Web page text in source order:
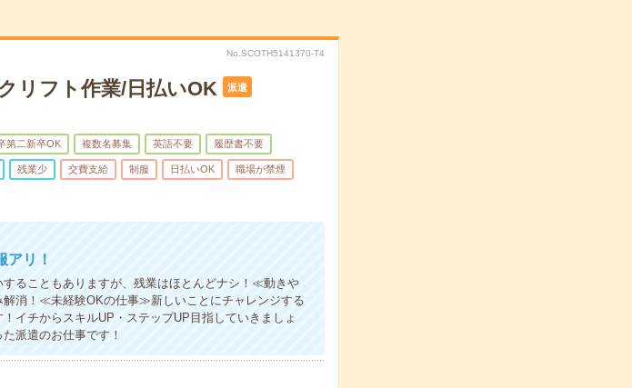
No.SCOTH5141370-T4
リフト作業/日払いOK 派遣
第二新卒OK 複数名募集 英語不要 履歴書不要
残業少 交費支給 制服 日払いOK 職場が禁煙
アリ！
ることもありますが、残業はほとんどナシ！≪動きや
消！≪未経験OKの仕事≫新しいことにチャレンジする
イチからスキルUP・ステップUP目指していきましょ
派遣のお仕事です！